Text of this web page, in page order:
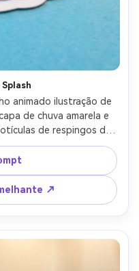
Splash
animado ilustração de
de chuva amarela e
de respingos de
borda branca die-
cel macio, alegre
85mm, profundidade de
suave-AR 4:5
↗